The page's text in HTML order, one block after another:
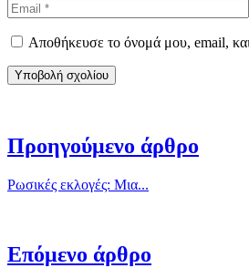
Αποθήκευσε το όνομά μου, email,
Προηγούμενο άρθρο
Ρωσικές εκλογές: Μια...
Επόμενο άρθρο